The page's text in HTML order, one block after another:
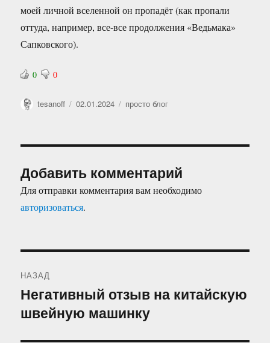
моей личной вселенной он пропадёт (как пропали
оттуда, например, все-все продолжения «Ведьмака»
Сапковского).
0 0
Автор
tesanoff Опубликовано
02.01.2024 Рубрики
просто блог
Добавить комментарий
Для отправки комментария вам необходимо
авторизоваться.
по
записям
НАЗАД
Предыдущая
запись:
Негативный отзыв на китайскую
швейную машинку